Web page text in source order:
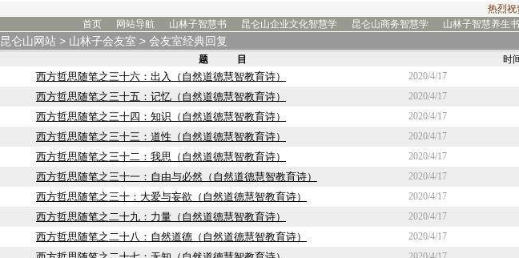
热烈祝
首页
网站导航 山林子智慧书 昆仑山企业文化智慧学 昆仑山商务智慧学 山林子智慧养生
昆仑山网站 > 山林子会友室 > 会友室经典回复
题 目 时
西方哲思随笔之三十六：出入（自然道德慧智教育诗） 2020/4/17
西方哲思随笔之三十五：记忆（自然道德慧智教育诗） 2020/4/17
西方哲思随笔之三十四：知识（自然道德慧智教育诗） 2020/4/17
西方哲思随笔之三十三：道性（自然道德慧智教育诗） 2020/4/17
西方哲思随笔之三十二：我思（自然道德慧智教育诗） 2020/4/17
西方哲思随笔之三十一：自由与必然（自然道德慧智教育诗） 2020/4/17
西方哲思随笔之三十：大爱与妄欲（自然道德慧智教育诗） 2020/4/17
西方哲思随笔之二十九：力量（自然道德慧智教育诗） 2020/4/17
西方哲思随笔之二十八：自然道德（自然道德慧智教育诗） 2020/4/17